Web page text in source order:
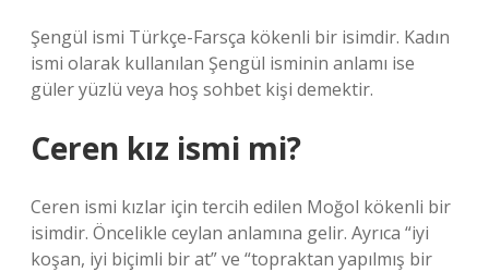
Şengül ismi Türkçe-Farsça kökenli bir isimdir. Kadın
ismi olarak kullanılan Şengül isminin anlamı ise
güler yüzlü veya hoş sohbet kişi demektir.
Ceren kız ismi mi?
Ceren ismi kızlar için tercih edilen Moğol kökenli bir
isimdir. Öncelikle ceylan anlamına gelir. Ayrıca “iyi
koşan, iyi biçimli bir at” ve “topraktan yapılmış bir